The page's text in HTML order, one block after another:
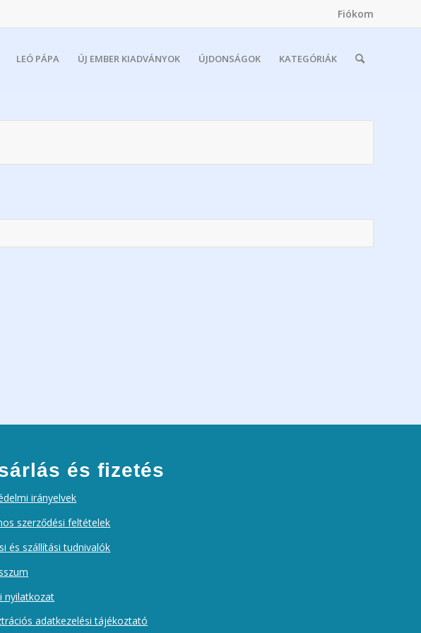
Fiókom
LEÓ PÁPA ÚJ EMBER KIADVÁNYOK ÚJDONSÁGOK KATEGÓRIÁK
és fizetés
irányelvek
szerződési feltételek
és szállítási tudnivalók
nyilatkozat
adatkezelési tájékoztató